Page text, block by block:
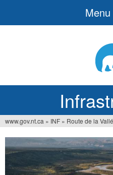
Menu
Vous
êtes
ici
www.gov.nt.ca » INF » Route de la